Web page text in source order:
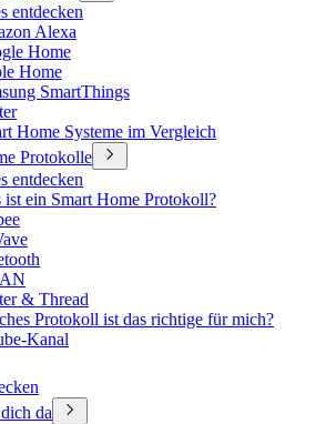
entdecken
Alexa
Home
Home
SmartThings
Home Systeme im Vergleich
Protokolle
entdecken
ist ein Smart Home Protokoll?
& Thread
Protokoll ist das richtige für mich?
Kanal
da